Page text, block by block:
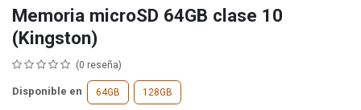
Memoria microSD 64GB clase 10
(Kingston)
(0 reseña)
Disponible en 64GB 128GB